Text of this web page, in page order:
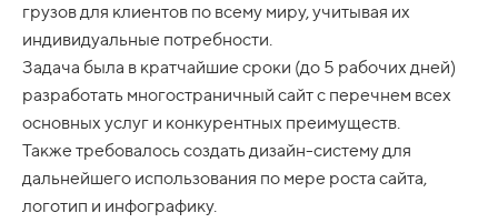
грузов для клиентов по всему миру, учитывая их
индивидуальные потребности.
Задача была в кратчайшие сроки (до 5 рабочих дней)
разработать многостраничный сайт с перечнем всех
основных услуг и конкурентных преимуществ.
Также требовалось создать дизайн-систему для
дальнейшего использования по мере роста сайта,
логотип и инфографику.